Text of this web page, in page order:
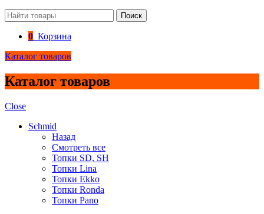
Поиск
0 Корзина
Каталог товаров
Каталог товаров
Close
Schmid
Назад
Смотреть все
Топки SD, SH
Топки Lina
Топки Ekko
Топки Ronda
Топки Pano